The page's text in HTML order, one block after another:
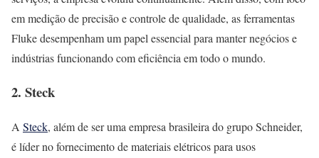
em medição de precisão e controle de qualidade, as ferramentas
Fluke desempenham um papel essencial para manter negócios e
indústrias funcionando com eficiência em todo o mundo.
2. Steck
A Steck, além de ser uma empresa brasileira do grupo Schneider,
é líder no fornecimento de materiais elétricos para usos